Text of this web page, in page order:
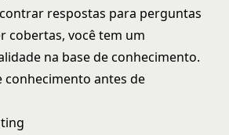
respostas para perguntas
cobertas, você tem um
na base de conhecimento.
conhecimento antes de